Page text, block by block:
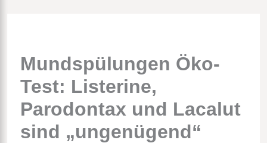
Mundspülungen Öko-
Test: Listerine,
Parodontax und Lacalut
sind „ungenügend“